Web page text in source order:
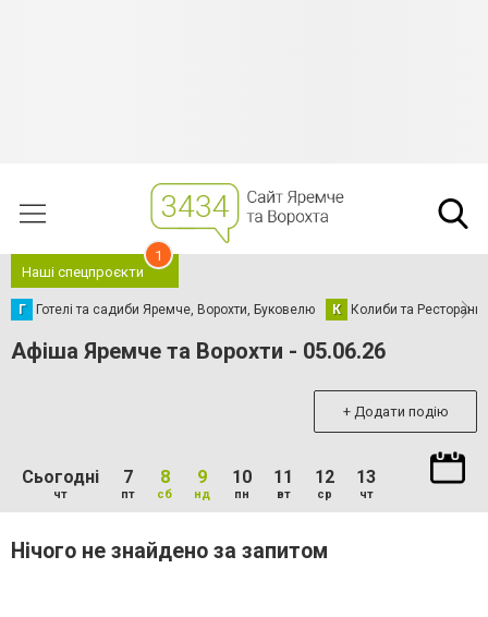
Наші спецпроєкти
1
Г Готелі та садиби Яремче, Ворохти, Буковелю К Колиби та Ресторани
Афіша Яремче та Ворохти - 05.06.26
+ Додати подію
Сьогодні
чт
7
пт
8
сб
9
нд
10
пн
11
вт
12
ср
13
чт
Нічого не знайдено за запитом